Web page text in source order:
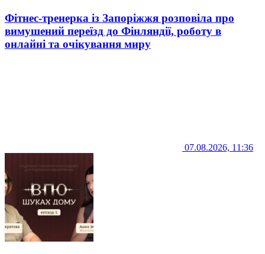
Фітнес-тренерка із Запоріжжя розповіла про
вимушений переїзд до Фінляндії, роботу в
онлайні та очікування миру
07.08.2026, 11:36